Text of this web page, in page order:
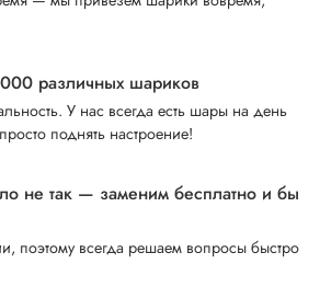
различных шариков
У нас всегда есть шары на день
поднять настроение!
не так — заменим бесплатно и бы
поэтому всегда решаем вопросы быстро